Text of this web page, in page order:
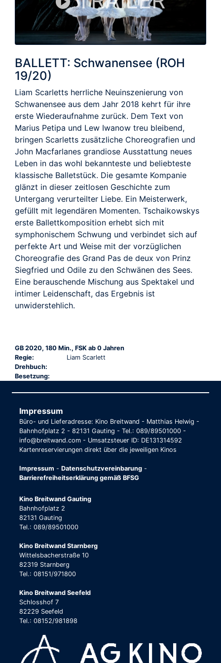
BALLETT: Schwanensee (ROH
19/20)
Liam Scarletts herrliche Neuinszenierung von
Schwanensee aus dem Jahr 2018 kehrt für ihre
erste Wiederaufnahme zurück. Dem Text von
Marius Petipa und Lew Iwanow treu bleibend,
bringen Scarletts zusätzliche Choreografien und
John Macfarlanes grandiose Ausstattung neues
Leben in das wohl bekannteste und beliebteste
klassische Balletstück. Die gesamte Kompanie
glänzt in dieser zeitlosen Geschichte zum
Untergang verurteilter Liebe. Ein Meisterwerk,
gefüllt mit legendären Momenten. Tschaikowskys
erste Ballettkomposition erhebt sich mit
symphonischem Schwung und verbindet sich auf
perfekte Art und Weise mit der vorzüglichen
Choreografie des Grand Pas de deux von Prinz
Siegfried und Odile zu den Schwänen des Sees.
Eine berauschende Mischung aus Spektakel und
intimer Leidenschaft, das Ergebnis ist
unwiderstehlich.
GB 2020, 180 Min., FSK ab 0 Jahren
Regie:
Liam Scarlett
Drehbuch:
Besetzung:
Impressum
Büro- und Lieferadresse: Kino Breitwand - Matthias Helwig -
Bahnhofplatz 2 - 82131 Gauting - Tel.: 089/89501000 -
info@breitwand.com - Umsatzsteuer ID: DE131314592
Kartenreservierungen direkt über die jeweiligen Kinos
Impressum - Datenschutzvereinbarung -
Barrierefreiheitserklärung gemäß BFSG
Kino Breitwand Gauting
Bahnhofplatz 2
82131 Gauting
Tel.: 089/89501000
Kino Breitwand Starnberg
Wittelsbacherstraße 10
82319 Starnberg
Tel.: 08151/971800
Kino Breitwand Seefeld
Schlosshof 7
82229 Seefeld
Tel.: 08152/981898